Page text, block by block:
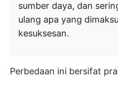
sumber daya, dan
ulang apa yang
kesuksesan.
Perbedaan ini bersifat